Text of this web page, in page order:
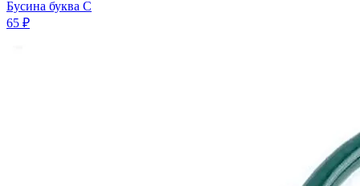
Бусина буква C
65 ₽